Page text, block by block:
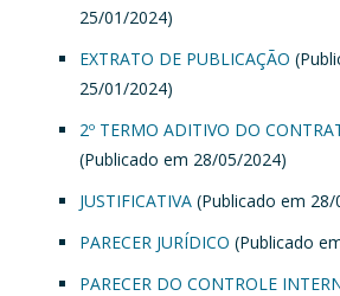
25/01/2024)
EXTRATO DE PUBLICAÇÃO
25/01/2024)
2º TERMO ADITIVO DO
(Publicado em 28/05/2024)
JUSTIFICATIVA (Publicado em
PARECER JURÍDICO (Publicado
PARECER DO CONTROLE